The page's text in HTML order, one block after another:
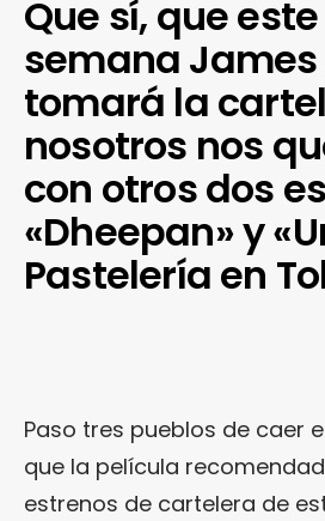
Que sí, que
semana James
tomará la
nosotros nos
con otros dos
«Dheepan» y
Pastelería en
Paso tres pueblos de caer
que la película
estrenos de cartelera de